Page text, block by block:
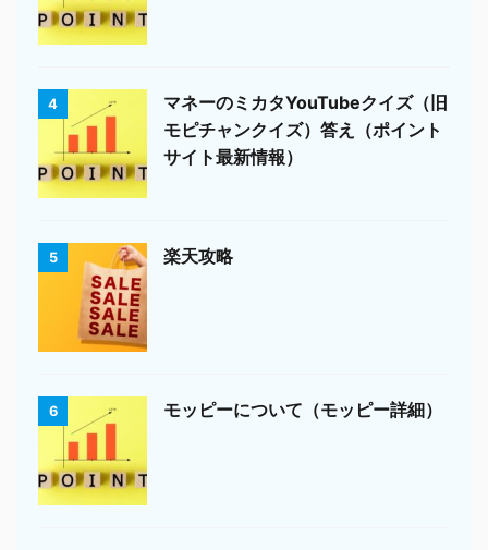
4
マネーのミカタYouTubeクイズ（旧
モピチャンクイズ）答え（ポイント
サイト最新情報）
5 楽天攻略
6 モッピーについて（モッピー詳細）